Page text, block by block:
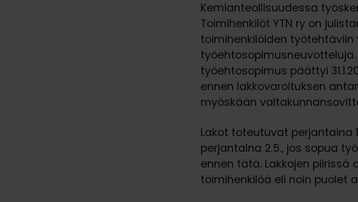
Kemianteollisuudessa
Toimihenkilöt YTN ry on
toimihenkilöiden
työehtosopimus päättyi
ennen lakkovaroituksen
myöskään
Lakot toteutuvat perjantaina
perjantaina 2.5., jos sopua
ennen tätä. Lakkojen
toimihenkilöä eli noin puolet